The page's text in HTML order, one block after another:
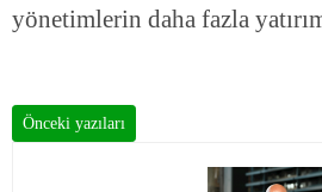
yönetimlerin daha fazla
Önceki yazıları